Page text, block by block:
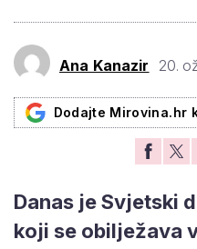
Ana Kanazir 20.
Dodajte Mirovina.hr
Danas je Svjetski
koji se obilježava